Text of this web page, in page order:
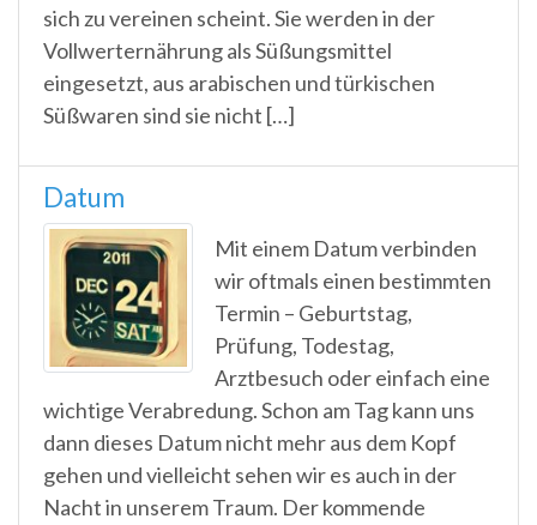
sich zu vereinen scheint. Sie werden in der
Vollwerternährung als Süßungsmittel
eingesetzt, aus arabischen und türkischen
Süßwaren sind sie nicht […]
Datum
Mit einem Datum verbinden
wir oftmals einen bestimmten
Termin – Geburtstag,
Prüfung, Todestag,
Arztbesuch oder einfach eine
wichtige Verabredung. Schon am Tag kann uns
dann dieses Datum nicht mehr aus dem Kopf
gehen und vielleicht sehen wir es auch in der
Nacht in unserem Traum. Der kommende